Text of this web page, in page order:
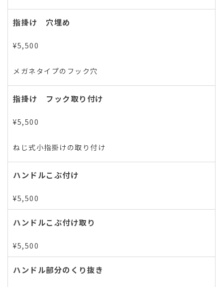
指掛け 穴埋め
¥5,500
メガネタイプのフック穴
指掛け フック取り付け
¥5,500
ねじ式小指掛けの取り付け
ハンドルこぶ付け
¥5,500
ハンドルこぶ付け取り
¥5,500
ハンドル部分のくり抜き